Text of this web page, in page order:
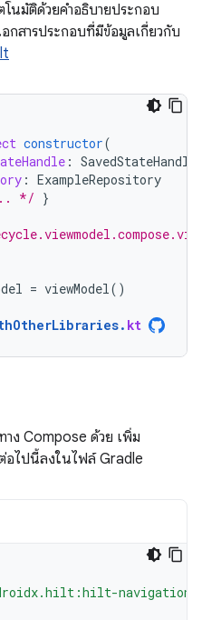
นมัติด้วยคำอธิบายประกอบ
อกสารประกอบที่มีข้อมูลเกี่ยวกับ
constructor(
: SavedStateHandle
: ExampleRepository
*/ }
= viewModel()
. kt
าง Compose ด้วย เพิ่ม
อไปนี้ลงในไฟล์ Gradle
navigation-